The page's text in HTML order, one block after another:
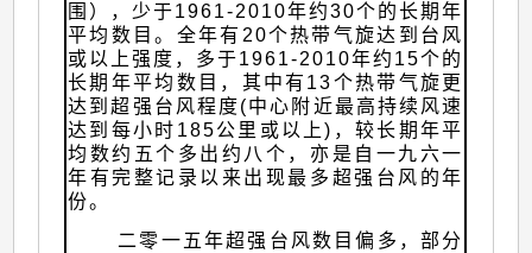
围），少于1961-2010年约30个的长期年
平均数目。全年有20个热带气旋达到台风
或以上强度，多于1961-2010年约15个的
长期年平均数目，其中有13个热带气旋更
达到超强台风程度(中心附近最高持续风速
达到每小时185公里或以上)，较长期年平
均数约五个多出约八个，亦是自一九六一
年有完整记录以来出现最多超强台风的年
份。
二零一五年超强台风数目偏多，部分